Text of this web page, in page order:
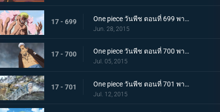
17 - 699 One piece วันพีช ตอนที่ 699 พากย์ไทย ครอบครัวชนชั้นสูง! ตัวตนแท้จริงของโดฟลามิงโก้!
Jun. 28, 2015
17 - 700 One piece วันพีช ตอนที่ 700 พากย์ไทย พลังที่สุดยอด!! ความลับของผล โอเปะ โอเปะ!
Jul. 05, 2015
17 - 701 One piece วันพีช ตอนที่ 701 พากย์ไทย ความทรงจำที่แสนเศร้า! ลอว์ เด็กชายจากเมืองสีขาว!
Jul. 12, 2015